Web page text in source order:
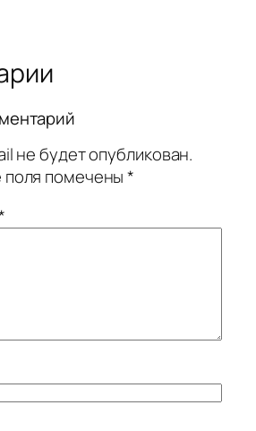
не будет опубликован.
поля помечены*